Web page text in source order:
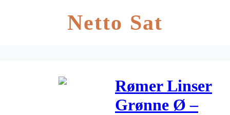
Netto Sat
Rømer Linser
Grønne Ø –